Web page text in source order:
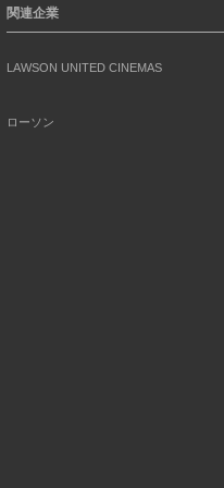
関連企業
LAWSON UNITED CINEMAS
ローソン